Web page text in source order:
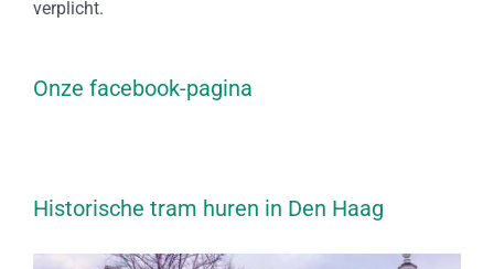
verplicht.
Onze facebook-pagina
Historische tram huren in Den Haag